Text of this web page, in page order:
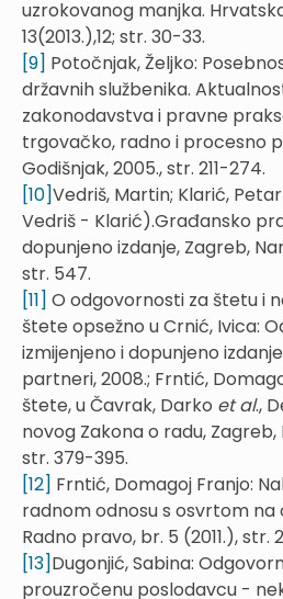
uzrokovanog manjka.
13(2013.),12; str. 30-33.
[9] Potočnjak, Željko:
državnih službenika.
zakonodavstva i pravne
trgovačko, radno i procesno
Godišnjak, 2005., str. 211-274.
[10]Vedriš, Martin; Klarić,
Vedriš - Klarić).Građansko
dopunjeno izdanje, Zagreb,
str. 547.
[11] O odgovornosti za štetu i
štete opsežno u Crnić, Ivica:
izmijenjeno i dopunjeno
partneri, 2008.; Frntić,
štete, u Čavrak, Darko et al.,
novog Zakona o radu, Zagreb,
str. 379-395.
[12] Frntić, Domagoj Franjo:
radnom odnosu s osvrtom na
Radno pravo, br. 5 (2011.), str.
[13]Dugonjić, Sabina:
prouzročenu poslodavcu -